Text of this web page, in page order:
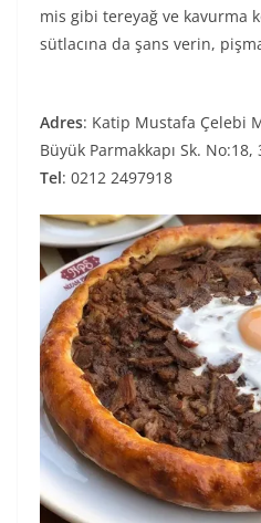
mis gibi tereyağ ve kavurma
sütlacına da şans verin,
Adres: Katip Mustafa Çelebi
Büyük Parmakkapı Sk.
Tel: 0212 2497918